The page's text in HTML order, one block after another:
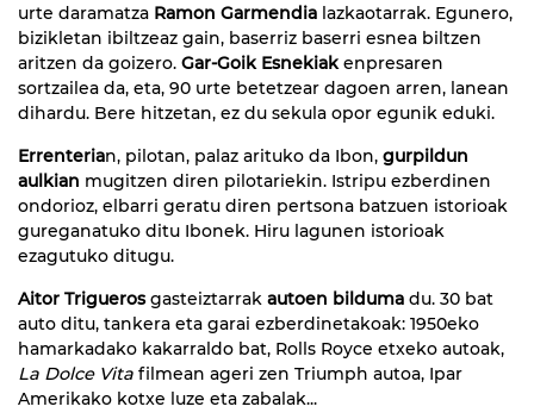
urte daramatza Ramon Garmendia lazkaotarrak. Egunero,
bizikletan ibiltzeaz gain, baserriz baserri esnea biltzen
aritzen da goizero. Gar-Goik Esnekiakenpresaren
sortzailea da, eta, 90 urte betetzear dagoen arren, lanean
dihardu. Bere hitzetan, ez du sekula opor egunik eduki.
Errenterian, pilotan, palaz arituko da Ibon, gurpildun
aulkian mugitzen diren pilotariekin. Istripu ezberdinen
ondorioz, elbarri geratu diren pertsona batzuen istorioak
gureganatuko ditu Ibonek. Hiru lagunen istorioak
ezagutuko ditugu.
Aitor Triguerosgasteiztarrak autoen bilduma du. 30 bat
auto ditu, tankera eta garai ezberdinetakoak: 1950eko
hamarkadako kakarraldo bat, Rolls Royce etxeko autoak,
La Dolce Vita filmean ageri zen Triumph autoa, Ipar
Amerikako kotxe luze eta zabalak...